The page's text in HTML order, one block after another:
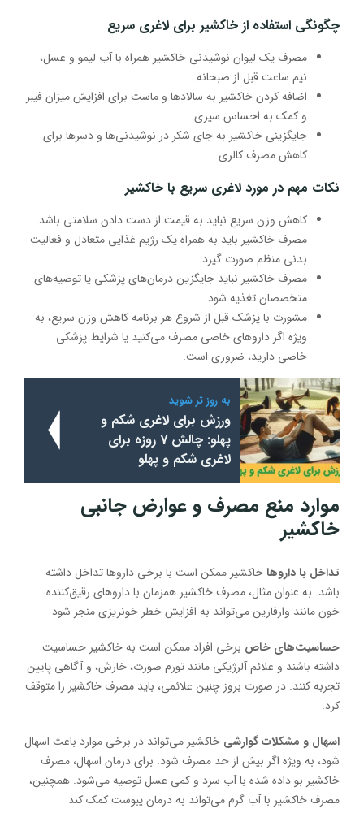
چگونگی استفاده از خاکشیر برای لاغری سریع
مصرف یک لیوان نوشیدنی خاکشیر همراه با آب لیمو و عسل،
نیم ساعت قبل از صبحانه.
اضافه کردن خاکشیر به سالادها و ماست برای افزایش میزان فیبر
و کمک به احساس سیری.
جایگزینی خاکشیر به جای شکر در نوشیدنی‌ها و دسرها برای
کاهش مصرف کالری.
نکات مهم در مورد لاغری سریع با خاکشیر
کاهش وزن سریع نباید به قیمت از دست دادن سلامتی باشد.
مصرف خاکشیر باید به همراه یک رژیم غذایی متعادل و فعالیت
بدنی منظم صورت گیرد.
مصرف خاکشیر نباید جایگزین درمان‌های پزشکی یا توصیه‌های
متخصصان تغذیه شود.
مشورت با پزشک قبل از شروع هر برنامه کاهش وزن سریع، به
ویژه اگر داروهای خاصی مصرف می‌کنید یا شرایط پزشکی
خاصی دارید، ضروری است.
به روز تر شوید
ورزش برای لاغری شکم و
پهلو: چالش 7 روزه برای
لاغری شکم و پهلو
موارد منع مصرف و عوارض جانبی
خاکشیر
تداخل با داروها خاکشیر ممکن است با برخی داروها تداخل داشته
باشد. به عنوان مثال، مصرف خاکشیر همزمان با داروهای رقیق‌کننده
خون مانند وارفارین می‌تواند به افزایش خطر خونریزی منجر شود
حساسیت‌های خاص برخی افراد ممکن است به خاکشیر حساسیت
داشته باشند و علائم آلرژیکی مانند تورم صورت، خارش، و آگاهی پایین
تجربه کنند. در صورت بروز چنین علائمی، باید مصرف خاکشیر را متوقف
کرد.
اسهال و مشکلات گوارشی خاکشیر می‌تواند در برخی موارد باعث اسهال
شود، به ویژه اگر بیش از حد مصرف شود. برای درمان اسهال، مصرف
خاکشیر بو داده شده با آب سرد و کمی عسل توصیه می‌شود. همچنین،
مصرف خاکشیر با آب گرم می‌تواند به درمان یبوست کمک کند